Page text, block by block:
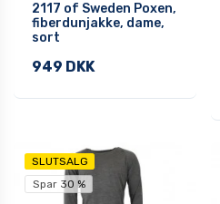
2117 of Sweden Poxen,
fiberdunjakke, dame,
sort
949 DKK
SLUTSALG
Spar 30 %